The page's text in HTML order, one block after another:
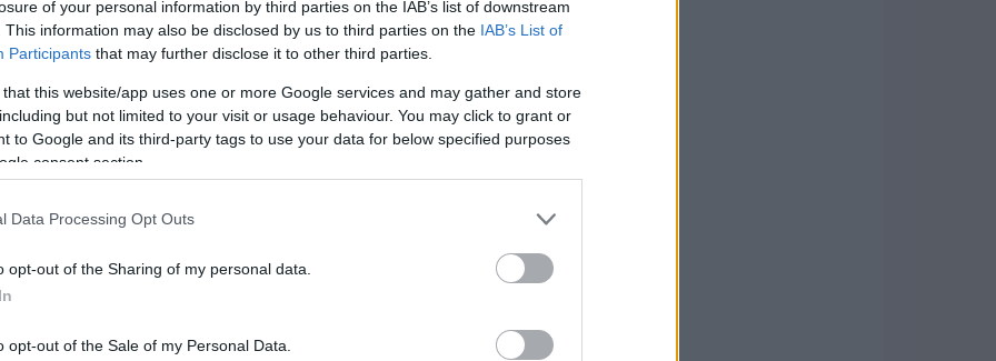
of your personal information by third parties on the IAB’s list of downstream
This information may also be disclosed by us to third parties on the IAB’s List of
Participants that may further disclose it to other third parties.
that this website/app uses one or more Google services and may gather and store
but not limited to your visit or usage behaviour. You may click to grant or
to Google and its third-party tags to use your data for below specified purposes
consent section.
Data Processing Opt Outs
opt-out of the Sharing of my personal data.
opt-out of the Sale of my Personal Data.